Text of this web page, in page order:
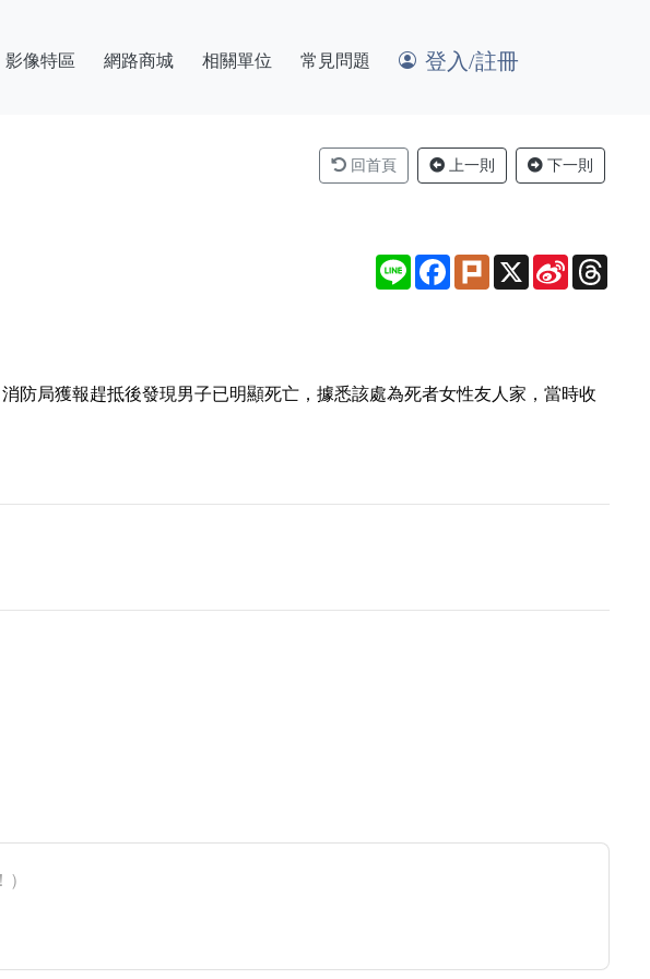
影像特區 網路商城 相關單位 常見問題 登入/註冊
回首頁 上一則 下一則
Line Facebook
Plurk X
Sina
Weibo
防局獲報趕抵後發現男子已明顯死亡，據悉該處為死者女性友人家，當時收